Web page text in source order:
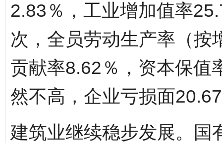
2.83％，工业增加值率
次，全员劳动生产率（按
贡献率8.62％，资本保值
然不高，企业亏损面
建筑业继续稳步发展。国